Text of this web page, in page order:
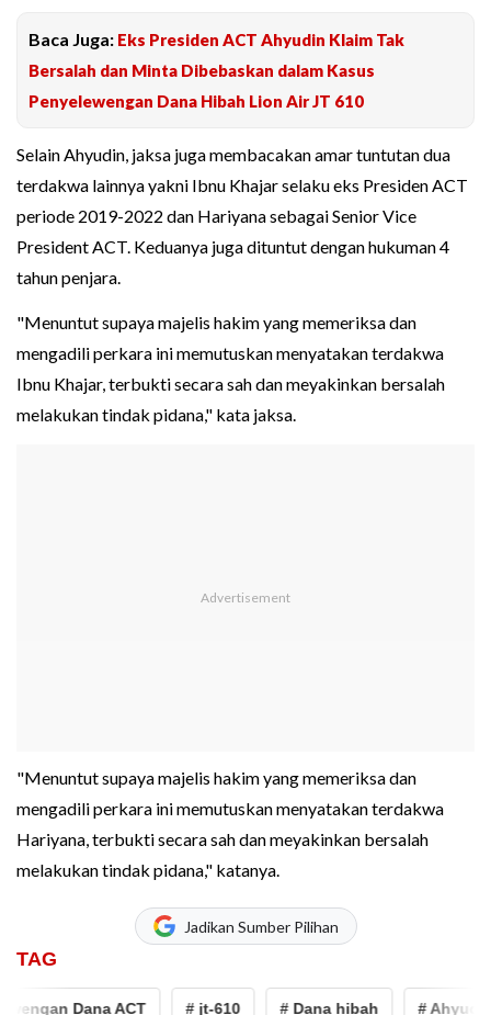
Baca Juga: Eks Presiden ACT Ahyudin Klaim Tak
Bersalah dan Minta Dibebaskan dalam Kasus
Penyelewengan Dana Hibah Lion Air JT 610
Selain Ahyudin, jaksa juga membacakan amar tuntutan dua
terdakwa lainnya yakni Ibnu Khajar selaku eks Presiden ACT
periode 2019-2022 dan Hariyana sebagai Senior Vice
President ACT. Keduanya juga dituntut dengan hukuman 4
tahun penjara.
"Menuntut supaya majelis hakim yang memeriksa dan
mengadili perkara ini memutuskan menyatakan terdakwa
Ibnu Khajar, terbukti secara sah dan meyakinkan bersalah
melakukan tindak pidana," kata jaksa.
"Menuntut supaya majelis hakim yang memeriksa dan
mengadili perkara ini memutuskan menyatakan terdakwa
Hariyana, terbukti secara sah dan meyakinkan bersalah
melakukan tindak pidana," katanya.
Jadikan Sumber Pilihan
TAG
Dana ACT # jt-610 # Dana hibah # Ahyudin